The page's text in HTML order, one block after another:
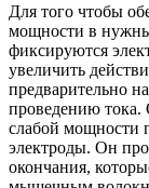
Для того чтобы
мощности в
фиксируются
увеличить
предварительно
проведению тока.
слабой мощности
электроды. Он
окончания,